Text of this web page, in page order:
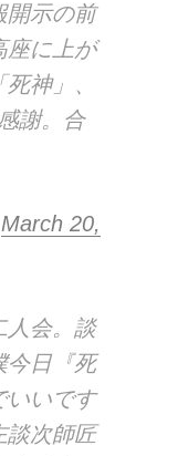
開示の前
座に上が
神」、
謝。合
March 20,
人会。談
今日『死
いいです
談次師匠